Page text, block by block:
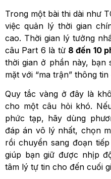
Trong một bài thi dài như
việc quản lý thời gian
cao. Thời gian lý tưởng
câu Part 6 là từ 8 đến 10
thời gian ở phần này,
mặt với “ma trận” thông
Quy tắc vàng ở đây là
cho một câu hỏi khó.
phức tạp, hãy dùng
đáp án vô lý nhất, chọn
rồi chuyển sang đoạn
giúp bạn giữ được nhịp
tâm lý tự tin cho đến cuối